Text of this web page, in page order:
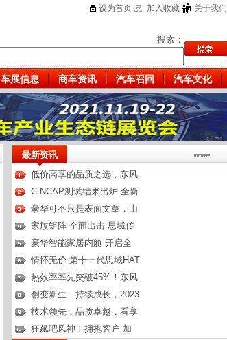
设为首页 加入收藏 关于我们
搜索：
车展信息 商车资讯 汽车召回 汽车文化
最新资讯
低价高享的品质之选，东风
C-NCAP测试结果出炉 全新
豪华可不只是表面文章，山
家族矩阵 全面出击 思域传
豪华智能家居内舱 开启全
情怀无价 第十一代思域HAT
热效率率先突破45%！东风
创变新生，持续成长，2023
技术领先，品质卓越，看享
狂飙吧风神！拥抱客户 加